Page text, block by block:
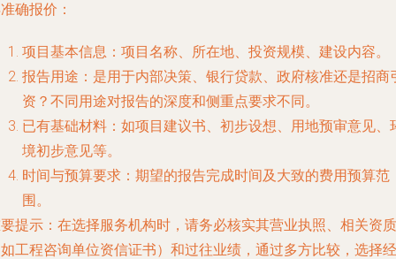
确报价：
项目基本信息 ：项目名称、所在地、投资规模、建设内容。
报告用途 ：是用于内部决策、银行贷款、政府核准还是招商
资？不同用途对报告的深度和侧重点要求不同。
已有基础材料 ：如项目建议书、初步设想、用地预审意见、
境初步意见等。
时间与预算要求 ：期望的报告完成时间及大致的费用预算范
围。
提示 ：在选择服务机构时，请务必核实其营业执照、相关资质
工程咨询单位资信证书）和过往业绩，通过多方比较，选择经